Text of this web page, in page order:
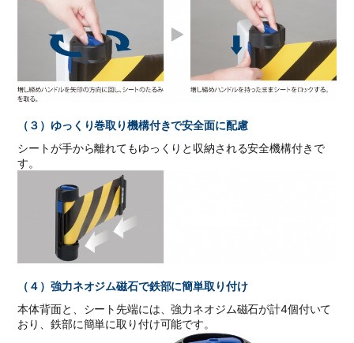
（３）ゆっくり巻取り機構付きで安全面に配慮
シートが手から離れてもゆっくりと収納される安全機構付きで
す。
（４）強力ネオジム磁石で鉄部に簡単取り付け
本体背面と、シート先端には、強力ネオジム磁石が計4個付いて
おり、鉄部に簡単に取り付け可能です。